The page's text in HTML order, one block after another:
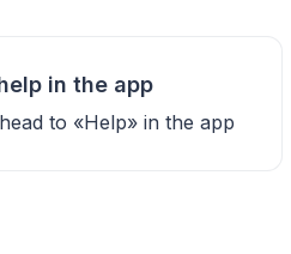
in the app
to «Help» in the app